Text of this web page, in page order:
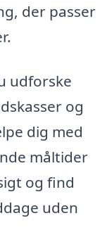
der passer
udforske
og
dig med
måltider
og find
uden